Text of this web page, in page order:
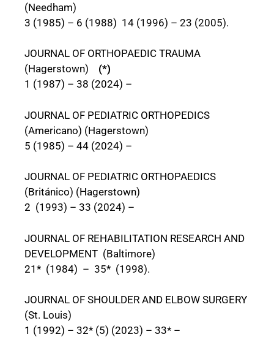
(Needham)
3 (1985) – 6 (1988) 14 (1996) – 23 (2005).
JOURNAL OF ORTHOPAEDIC TRAUMA
(Hagerstown) (*)
1 (1987) – 38 (2024) –
JOURNAL OF PEDIATRIC ORTHOPEDICS
(Americano) (Hagerstown)
5 (1985) – 44 (2024) –
JOURNAL OF PEDIATRIC ORTHOPAEDICS
(Británico) (Hagerstown)
2 (1993) – 33 (2024) –
JOURNAL OF REHABILITATION RESEARCH AND
DEVELOPMENT (Baltimore)
21* (1984) – 35* (1998).
JOURNAL OF SHOULDER AND ELBOW SURGERY
(St. Louis)
1 (1992) – 32* (5) (2023) – 33* –